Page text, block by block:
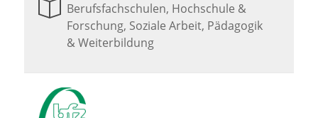
Berufsfachschulen, Hochschule &
Forschung, Soziale Arbeit, Pädagogik
& Weiterbildung